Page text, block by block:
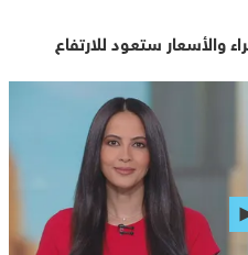
والأسعار ستعود للارتفاع